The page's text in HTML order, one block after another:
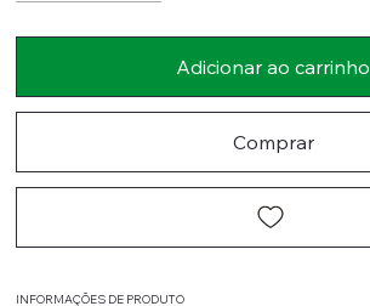
Adicionar ao carrinho
Comprar
INFORMAÇÕES DE PRODUTO